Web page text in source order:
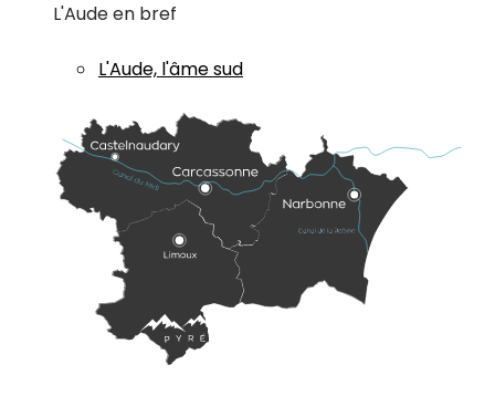
L'Aude en bref
L'Aude, l'âme sud